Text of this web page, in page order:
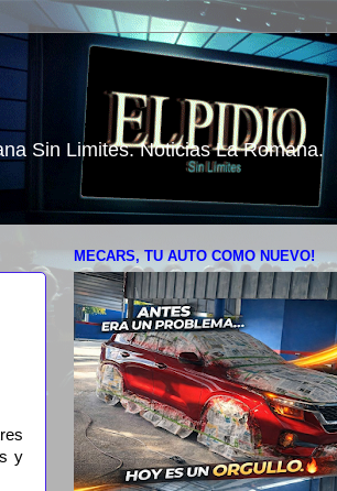
Sin Limites. Noticias La Romana.
y
MECARS, TU AUTO COMO NUEVO!